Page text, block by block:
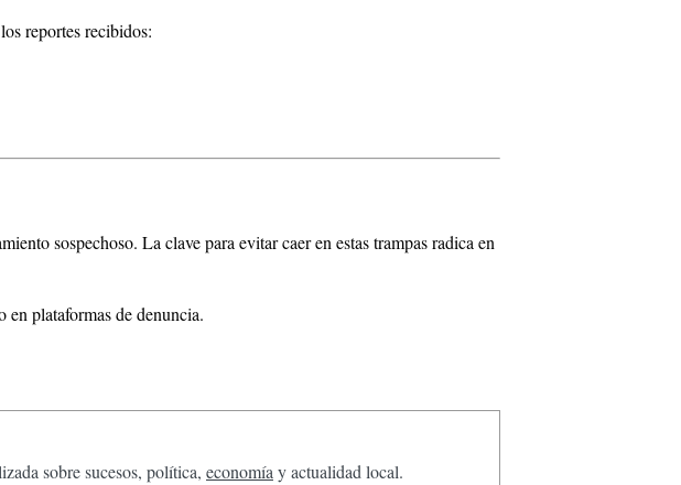
reportes recibidos:
sospechoso. La clave para evitar caer en estas trampas radica en
en plataformas de denuncia.
sobre sucesos, política, economía y actualidad local.